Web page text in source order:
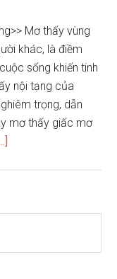
Mơ thấy vùng
khác, là điềm
sống khiến tinh
nội tạng của
trọng, dẫn
mơ thấy giấc mơ
tạng